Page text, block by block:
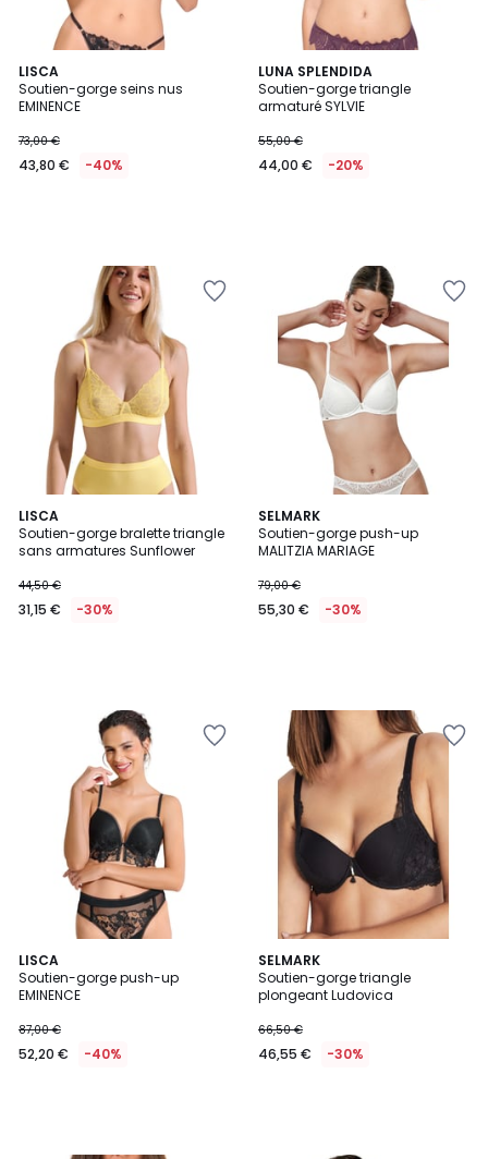
LISCA
Soutien-gorge seins nus
EMINENCE
73,00 €
43,80 € -40%
LUNA SPLENDIDA
Soutien-gorge triangle
armaturé SYLVIE
55,00 €
44,00 € -20%
LISCA
Soutien-gorge bralette triangle
sans armatures Sunflower
44,50 €
31,15 € -30%
SELMARK
Soutien-gorge push-up
MALITZIA MARIAGE
79,00 €
55,30 € -30%
LISCA
Soutien-gorge push-up
EMINENCE
87,00 €
52,20 € -40%
SELMARK
Soutien-gorge triangle
plongeant Ludovica
66,50 €
46,55 € -30%